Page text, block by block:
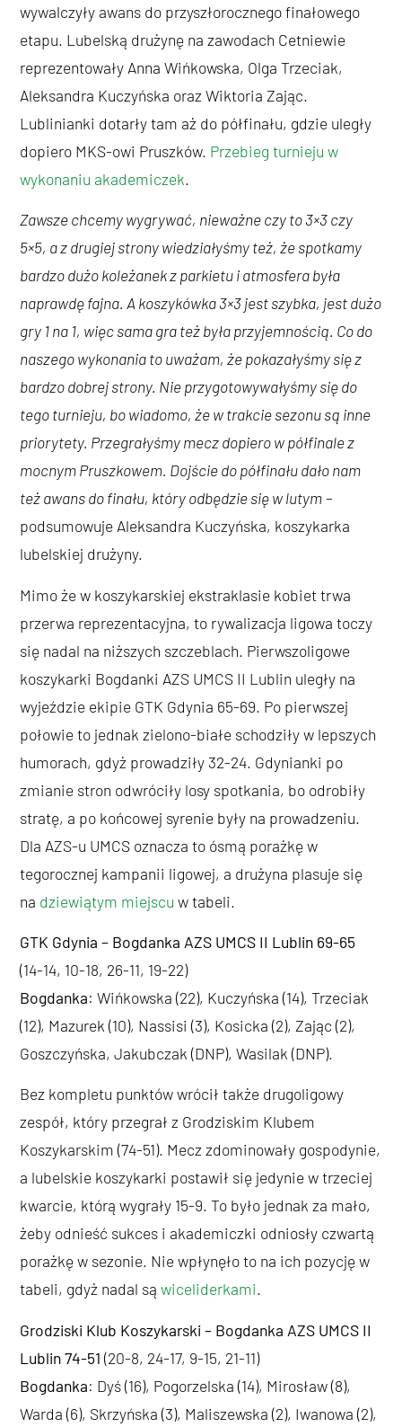
wywalczyły awans do przyszłorocznego finałowego
etapu. Lubelską drużynę na zawodach Cetniewie
reprezentowały Anna Wińkowska, Olga Trzeciak,
Aleksandra Kuczyńska oraz Wiktoria Zając.
Lublinianki dotarły tam aż do półfinału, gdzie uległy
dopiero MKS-owi Pruszków. Przebieg turnieju w
wykonaniu akademiczek.
Zawsze chcemy wygrywać, nieważne czy to 3×3 czy
5×5, a z drugiej strony wiedziałyśmy też, że spotkamy
bardzo dużo koleżanek z parkietu i atmosfera była
naprawdę fajna. A koszykówka 3×3 jest szybka, jest dużo
gry 1 na 1, więc sama gra też była przyjemnością. Co do
naszego wykonania to uważam, że pokazałyśmy się z
bardzo dobrej strony. Nie przygotowywałyśmy się do
tego turnieju, bo wiadomo, że w trakcie sezonu są inne
priorytety. Przegrałyśmy mecz dopiero w półfinale z
mocnym Pruszkowem. Dojście do półfinału dało nam
też awans do finału, który odbędzie się w lutym–
podsumowuje Aleksandra Kuczyńska, koszykarka
lubelskiej drużyny.
Mimo że w koszykarskiej ekstraklasie kobiet trwa
przerwa reprezentacyjna, to rywalizacja ligowa toczy
się nadal na niższych szczeblach. Pierwszoligowe
koszykarki Bogdanki AZS UMCS II Lublin uległy na
wyjeździe ekipie GTK Gdynia 65-69. Po pierwszej
połowie to jednak zielono-białe schodziły w lepszych
humorach, gdyż prowadziły 32-24. Gdynianki po
zmianie stron odwróciły losy spotkania, bo odrobiły
stratę, a po końcowej syrenie były na prowadzeniu.
Dla AZS-u UMCS oznacza to ósmą porażkę w
tegorocznej kampanii ligowej, a drużyna plasuje się
na dziewiątym miejscu w tabeli.
GTK Gdynia – Bogdanka AZS UMCS II Lublin 69-65
(14-14, 10-18, 26-11, 19-22)
Bogdanka: Wińkowska (22), Kuczyńska (14), Trzeciak
(12), Mazurek (10), Nassisi (3), Kosicka (2), Zając (2),
Goszczyńska, Jakubczak (DNP), Wasilak (DNP).
Bez kompletu punktów wrócił także drugoligowy
zespół, który przegrał z Grodziskim Klubem
Koszykarskim (74-51). Mecz zdominowały gospodynie,
a lubelskie koszykarki postawił się jedynie w trzeciej
kwarcie, którą wygrały 15-9. To było jednak za mało,
żeby odnieść sukces i akademiczki odniosły czwartą
porażkę w sezonie. Nie wpłynęło to na ich pozycję w
tabeli, gdyż nadal sąwiceliderkami.
Grodziski Klub Koszykarski – Bogdanka AZS UMCS II
Lublin74-51(20-8, 24-17, 9-15, 21-11)
Bogdanka: Dyś (16), Pogorzelska (14), Mirosław (8),
Warda (6), Skrzyńska (3), Maliszewska (2), Iwanowa (2),